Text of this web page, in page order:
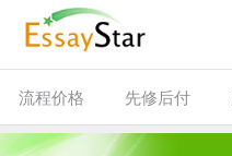
流程价格 先修后付